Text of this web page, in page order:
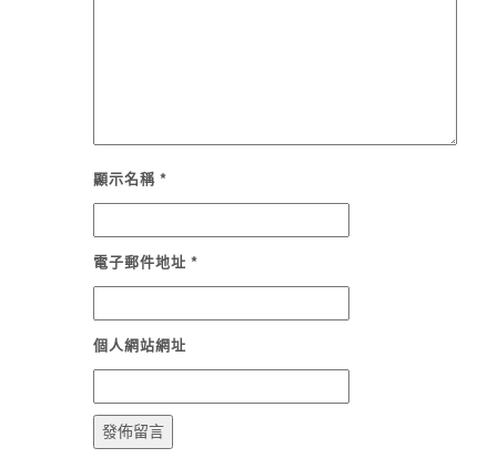
顯示名稱 *
電子郵件地址 *
個人網站網址